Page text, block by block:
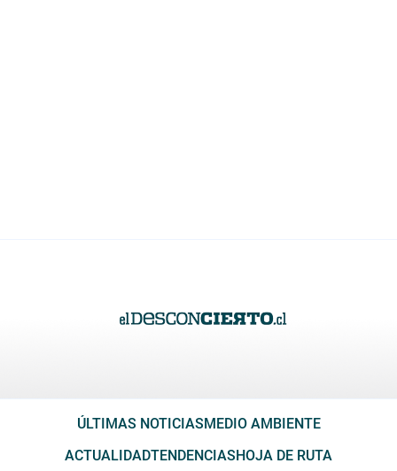
ÚLTIMAS NOTICIASMEDIO AMBIENTE
ACTUALIDADTENDENCIASHOJA DE RUTA